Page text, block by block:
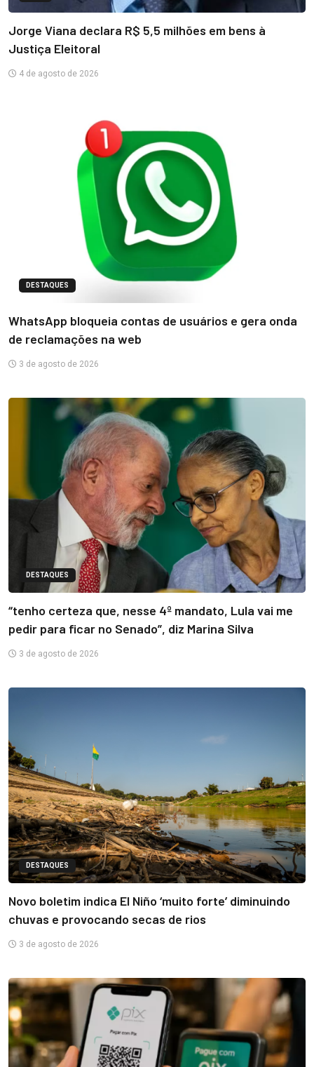
Jorge Viana declara R$ 5,5 milhões em bens à
Justiça Eleitoral
4 de agosto de 2026
DESTAQUES
WhatsApp bloqueia contas de usuários e gera onda
de reclamações na web
3 de agosto de 2026
DESTAQUES
“tenho certeza que, nesse 4º mandato, Lula vai me
pedir para ficar no Senado”, diz Marina Silva
3 de agosto de 2026
DESTAQUES
Novo boletim indica El Niño ‘muito forte’ diminuindo
chuvas e provocando secas de rios
3 de agosto de 2026